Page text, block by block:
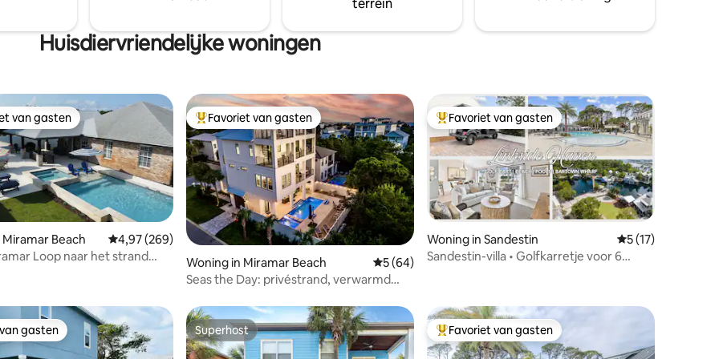
terrein
Huisdiervriendelijke woningen
van 5 op 5, 4 recensies
van gasten
van gasten
Beach Gemiddelde beoordeling van 4,97 op 5, 269 recensies
4,97 (269)
Loop naar het strand
Topfavoriet van gasten
Favoriet van gasten
Woning in Miramar Beach Gemiddelde beoordeling van 5 op 5, 64 recensies
5 (64)
Seas the Day: privéstrand, verwarmd
Topfavoriet van gasten
Favoriet van gasten
Woning in Sandestin Gemiddelde
5 (17)
Sandestin-villa • Golfkarretje voor 6
gasten
gasten Superhost
Superhost Topfavoriet van gasten
Favoriet van gasten